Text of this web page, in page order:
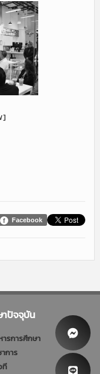
Facebook
ปัจจุบัน
ารการศึกษา
การ
ที